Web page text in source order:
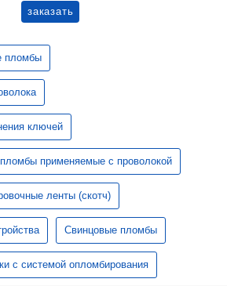
заказать
пломбы
ключей
применяемые с проволокой
ленты (скотч)
Свинцовые пломбы
с системой опломбирования